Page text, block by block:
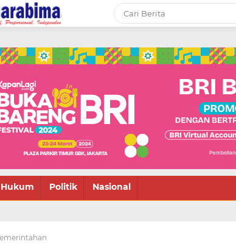
tentang
sekitar
Hukum Politik Nasional